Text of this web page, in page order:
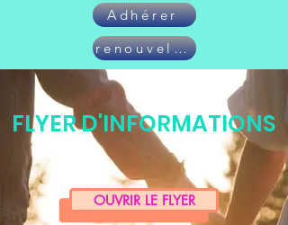
Adhérer
renouveler son adhésion
FLYER D'INFORMATIONS
OUVRIR LE FLYER